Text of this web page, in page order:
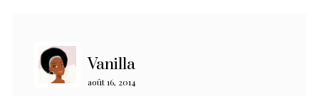
Vanilla
août 16, 2014